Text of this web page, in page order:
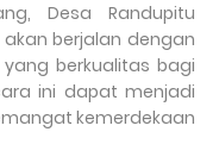
Desa Randupitu
berjalan dengan
berkualitas bagi
ini dapat menjadi
kemerdekaan